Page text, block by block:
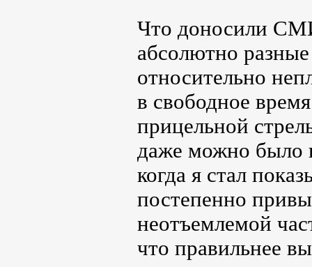
Что доносили
абсолютно
относительно
в свободное
прицельной
даже можно было
когда я стал
постепенно
неотъемлемой
что правильнее